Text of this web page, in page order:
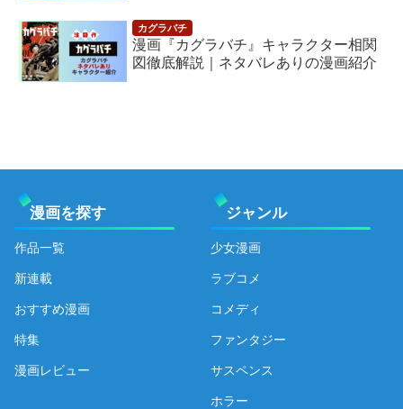
漫画『カグラバチ』キャラクター相関
図徹底解説｜ネタバレありの漫画紹介
漫画を探す
作品一覧
新連載
おすすめ漫画
特集
漫画レビュー
ジャンル
少女漫画
ラブコメ
コメディ
ファンタジー
サスペンス
ホラー